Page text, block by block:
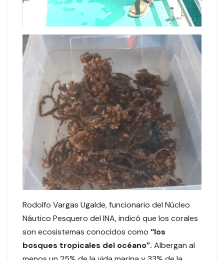
Rodolfo Vargas Ugalde, funcionario del Núcleo
Náutico Pesquero del INA, indicó que los corales
son ecosistemas conocidos como “los
bosques tropicales del océano”. Albergan al